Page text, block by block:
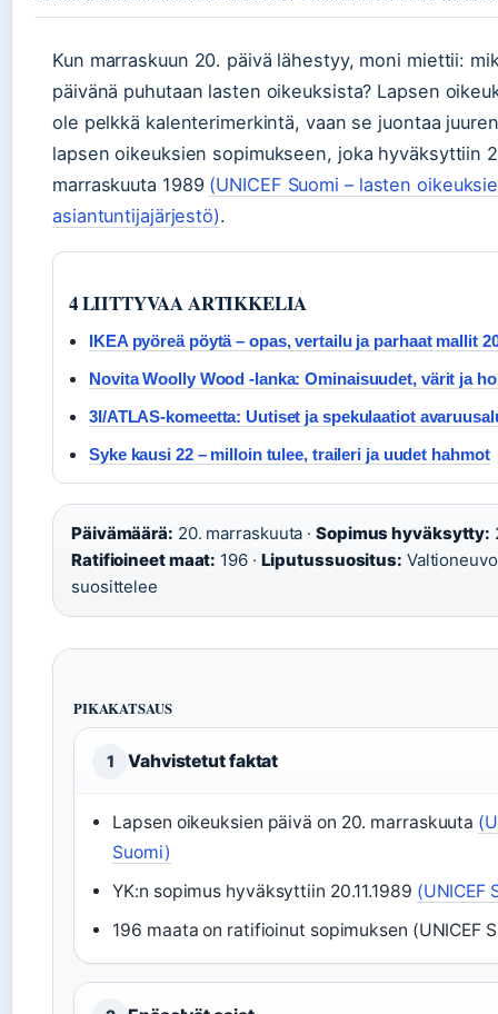
Kun marraskuun 20. päivä lähestyy, moni miettii:
päivänä puhutaan lasten oikeuksista? Lapsen
ole pelkkä kalenterimerkintä, vaan se juontaa
lapsen oikeuksien sopimukseen, joka hyväksyttiin
marraskuuta 1989 (UNICEF Suomi – lasten
asiantuntijajärjestö).
4 LIITTYVAA ARTIKKELIA
IKEA pyöreä pöytä – opas, vertailu ja parhaat mallit
Novita Woolly Wood -lanka: Ominaisuudet, värit ja
3I/ATLAS-komeetta: Uutiset ja spekulaatiot
Syke kausi 22 – milloin tulee, traileri ja uudet hahmot
Päivämäärä: 20. marraskuuta ·Sopimus hyväksytty:
Ratifioineet maat: 196 · Liputussuositus:
suosittelee
PIKAKATSAUS
1 Vahvistetut faktat
Lapsen oikeuksien päivä on 20. marraskuuta
Suomi)
YK:n sopimus hyväksyttiin 20.11.1989 (UNICEF
196 maata on ratifioinut sopimuksen (UNICEF